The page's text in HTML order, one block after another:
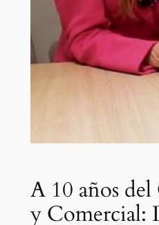
A 10 años
y Comercial: